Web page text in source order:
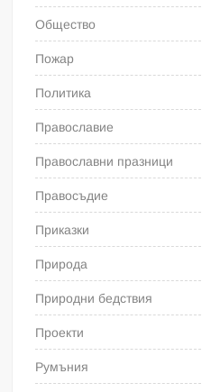
Общество
Пожар
Политика
Православие
Православни празници
Правосъдие
Приказки
Природа
Природни бедствия
Проекти
Румъния